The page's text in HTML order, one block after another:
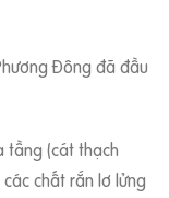
Đông đã đầu
tầng (cát thạch
chất rắn lơ lửng